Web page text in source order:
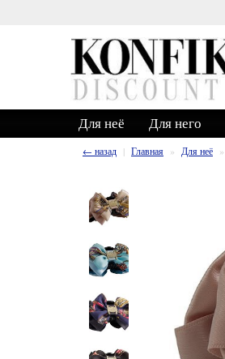
Для неё Для него
← назад Главная Для неё